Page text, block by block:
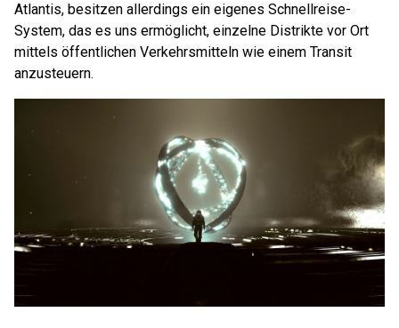
Atlantis, besitzen allerdings ein eigenes Schnellreise-
System, das es uns ermöglicht, einzelne Distrikte vor Ort
mittels öffentlichen Verkehrsmitteln wie einem Transit
anzusteuern.